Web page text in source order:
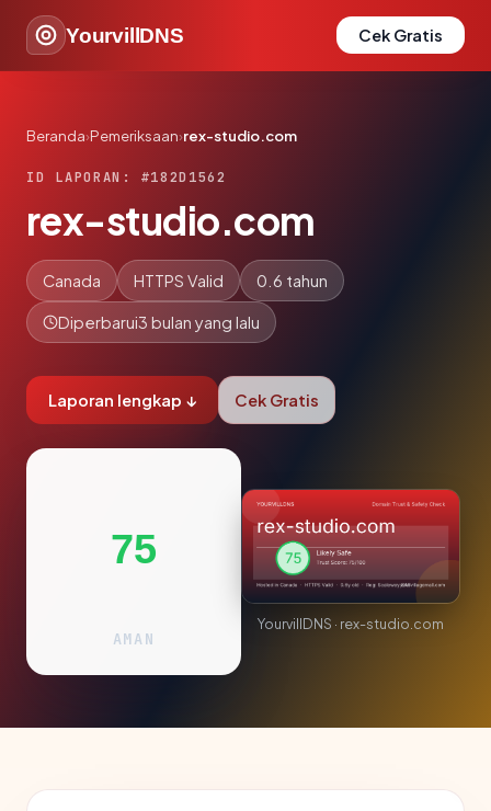
YourvillDNS Cek Gratis
Beranda›Pemeriksaan›rex-studio.com
ID LAPORAN: #182D1562
rex-studio.com
Canada HTTPS Valid 0.6 tahun
Diperbarui3 bulan yang lalu
Laporan lengkap ↓ Cek Gratis
75
AMAN
YourvillDNS · rex-studio.com